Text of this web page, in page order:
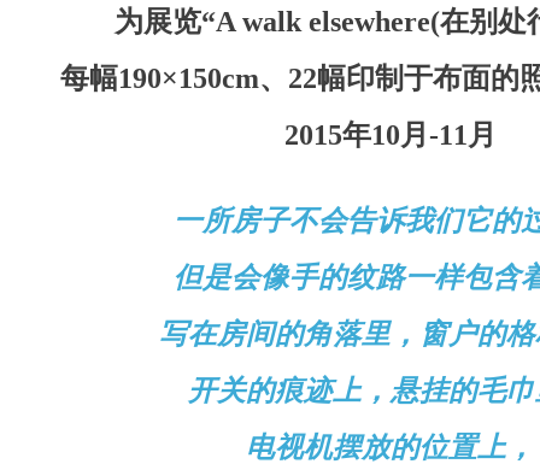
为展览“A walk elsewhere(在别处
每幅190×150cm、 22幅印制于布面的
2015年10月 -11 月
一所房子不会告诉我们它的
但是会像手的纹路一样包含
写在房间的角落里，窗户的
开关的痕迹上， 悬挂的毛
电视机摆放的位置上，